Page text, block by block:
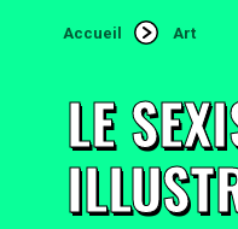
Accueil Art
LE